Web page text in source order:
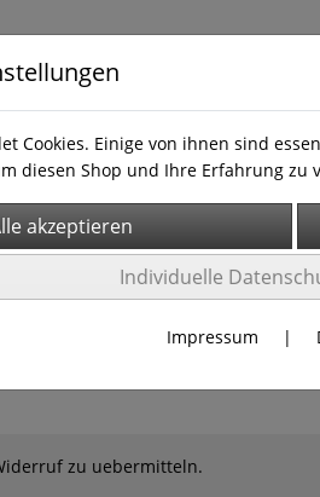
zu uebermitteln.
Cookies. Einige von ihnen sind
diesen Shop und Ihre Erfahrung zu
Individuelle
Impressum |